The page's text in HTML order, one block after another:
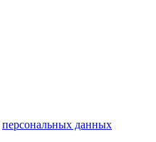
персональных данных